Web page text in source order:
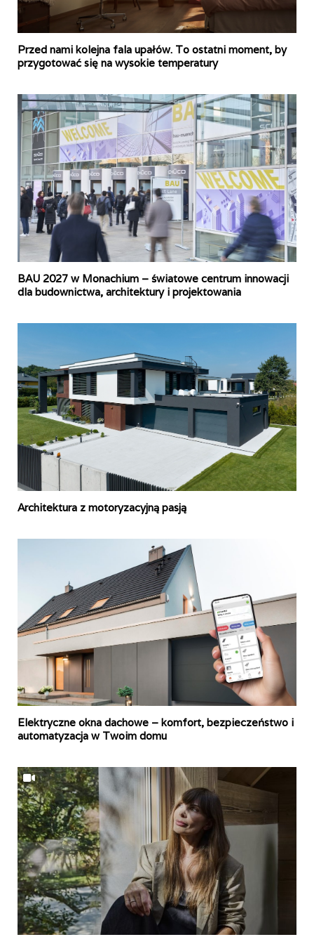
Przed nami kolejna fala upałów. To ostatni moment, by
przygotować się na wysokie temperatury
BAU 2027 w Monachium – światowe centrum innowacji
dla budownictwa, architektury i projektowania
Architektura z motoryzacyjną pasją
Elektryczne okna dachowe – komfort, bezpieczeństwo i
automatyzacja w Twoim domu